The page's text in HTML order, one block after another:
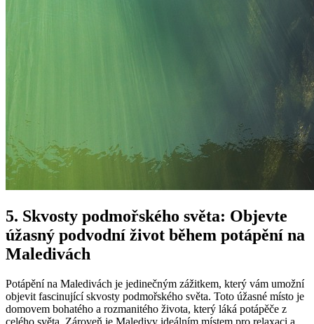
5. Skvosty podmořského světa: Objevte
úžasný podvodní život během potápění na
Maledivách
Potápění na Maledivách je jedinečným ‍zážitkem, který​ vám umožní​
objevit fascinující skvosty podmořského světa. Toto úžasné místo je
domovem bohatého⁣ a rozmanitého​ života, ‌který láká potápěče z
celého ⁣světa. Zároveň je ⁢Maledivy⁤ ideálním místem pro ⁣relaxaci a